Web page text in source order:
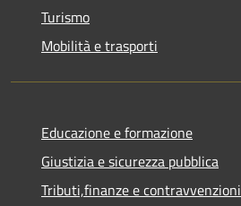
Turismo
Mobilità e trasporti
Educazione e formazione
Giustizia e sicurezza pubblica
Tributi,finanze e contravvenzioni